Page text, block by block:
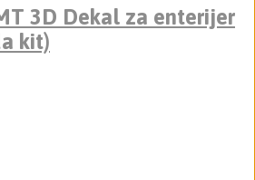
3D Dekal za enterijer
kit)